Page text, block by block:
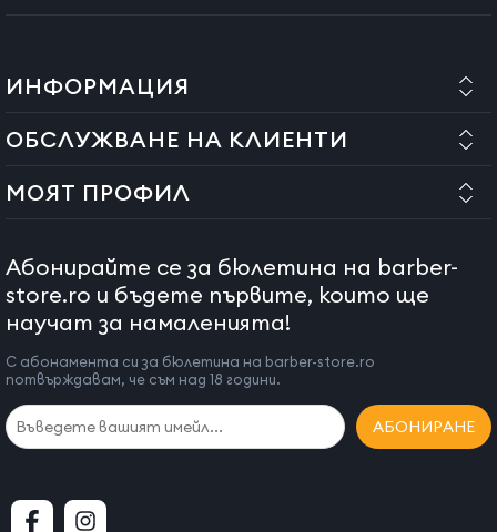
ИНФОРМАЦИЯ
ОБСЛУЖВАНЕ НА КЛИЕНТИ
МОЯТ ПРОФИЛ
Абонирайте се за бюлетина на barber-
store.ro и бъдете първите, които ще
научат за намаленията!
С абонамента си за бюлетина на barber-store.ro
потвърждавам, че съм над 18 години.
АБОНИРАНЕ